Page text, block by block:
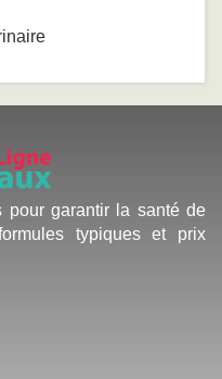
pour garantir la santé de
typiques et prix